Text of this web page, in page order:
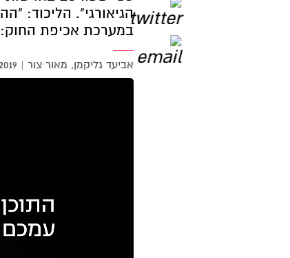
הגיאורגי". הליכוד:
במערכת אכיפת
אביעד גליקמן מאור צור |
אזור